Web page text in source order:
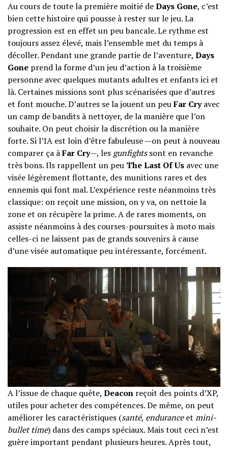
Au cours de toute la première moitié deDays Gone, c’est
bien cette histoire qui pousse à rester sur le jeu. La
progression est en effet un peu bancale. Le rythme est
toujours assez élevé, mais l’ensemble met du temps à
décoller. Pendant une grande partie de l’aventure, Days
Gone prend la forme d’un jeu d’action à la troisième
personne avec quelques mutants adultes et enfants ici et
là. Certaines missions sont plus scénarisées que d’autres
et font mouche. D’autres se la jouent un peuFar Cryavec
un camp de bandits à nettoyer, de la manière que l’on
souhaite. On peut choisir la discrétion ou la manière
forte. Si l’IA est loin d’être fabuleuse —on peut à nouveau
comparer ça àFar Cry—, les gunfightssont en revanche
très bons. Ils rappellent un peu The Last Of Us avec une
visée légèrement flottante, des munitions rares et des
ennemis qui font mal. L’expérience reste néanmoins très
classique: on reçoit une mission, on y va, on nettoie la
zone et on récupère la prime. A de rares moments, on
assiste néanmoins à des courses-poursuites à moto mais
celles-ci ne laissent pas de grands souvenirs à cause
d’une visée automatique peu intéressante, forcément.
A l’issue de chaque quête, Deacon reçoit des points d’XP,
utiles pour acheter des compétences. De même, on peut
améliorer les caractéristiques (santé, enduranceet mini-
bullet time) dans des camps spéciaux. Mais tout ceci n’est
guère important pendant plusieurs heures. Après tout,